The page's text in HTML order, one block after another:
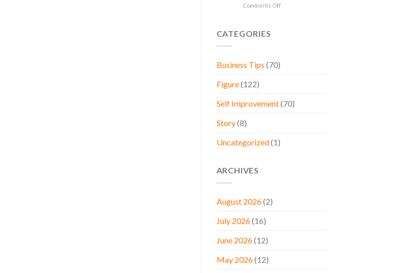
dari
Comments Offon
CATEGORIES
Business Tips (70)
Figure(122)
Self Improvement(70)
Story(8)
Uncategorized(1)
ARCHIVES
August 2026(2)
July 2026(16)
June 2026(12)
May 2026(12)